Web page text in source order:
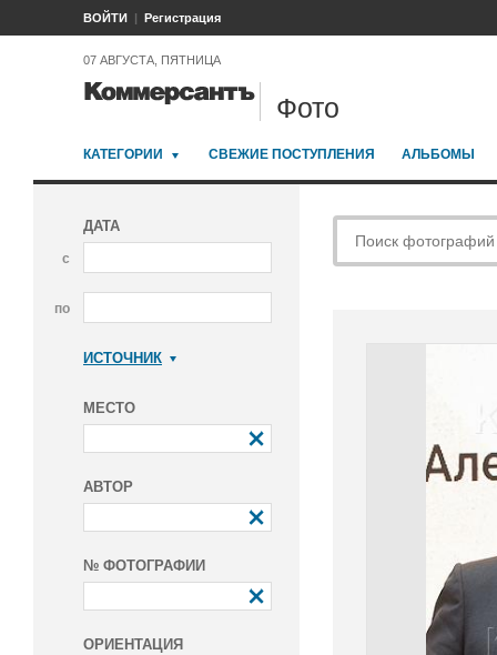
ВОЙТИ Регистрация
07 АВГУСТА, ПЯТНИЦА
Фото
КАТЕГОРИИ СВЕЖИЕ ПОСТУПЛЕНИЯ АЛЬБОМЫ
ДАТА
с
по
ИСТОЧНИК
МЕСТО
АВТОР
№ ФОТОГРАФИИ
ОРИЕНТАЦИЯ